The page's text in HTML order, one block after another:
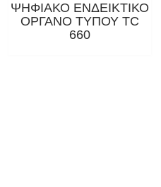
ΨΗΦΙΑΚΟ ΕΝΔΕΙΚΤΙΚΟ
ΟΡΓΑΝΟ ΤΥΠΟΥ ΤC
660